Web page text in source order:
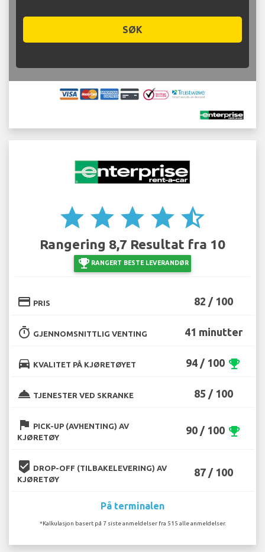
SØK
star star star star star_half
Rangering 8,7 Resultat fra 10
emoji_events RANGERT BESTE LEVERANDØR
credit_card PRIS 82 / 100
timer GJENNOMSNITTLIG VENTING 41 minutter
directions_car KVALITET PÅ KJØRETØYET 94 / 100 emoji_events
room_service TJENESTER VED SKRANKE 85 / 100
flag PICK-UP (AVHENTING) AV
KJØRETØY
90 / 100 emoji_events
beenhere DROP-OFF (TILBAKELEVERING) AV
KJØRETØY
87 / 100
På terminalen
*Kalkulasjon basert på 7 siste anmeldelser fra 515 alle anmeldelser.